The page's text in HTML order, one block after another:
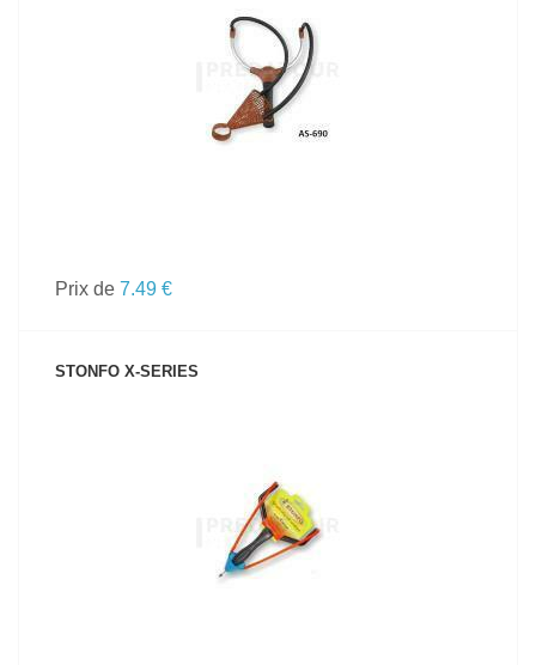
VOIR LE PRODUIT
Prix de 7.49 €
STONFO X-SERIES
VOIR LE PRODUIT